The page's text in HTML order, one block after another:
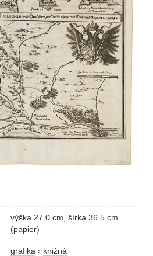
výška 27.0 cm, šírka 36.5 cm
(papier)
grafika › knižná